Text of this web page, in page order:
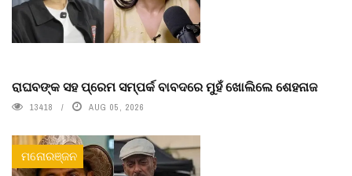
ରାଘବଙ୍କ ସହ ପ୍ରେମ ସମ୍ପର୍କ ବାବଦରେ ମୁହଁ ଖୋଲିଲେ ଶେହନାଜ
13418 AUG 05, 2026
ମନୋରଞ୍ଜନ